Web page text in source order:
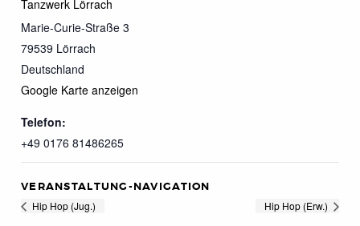
Tanzwerk Lörrach
Marie-Curie-Straße 3
79539 Lörrach
Deutschland
Google Karte anzeigen
Telefon:
+49 0176 81486265
VERANSTALTUNG-NAVIGATION
Hip Hop (Jug.) Hip Hop (Erw.)